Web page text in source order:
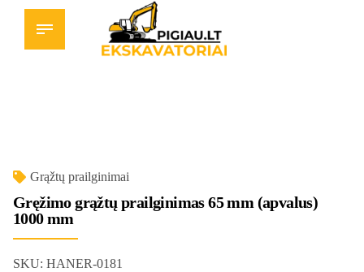
Grąžtų prailginimai
Gręžimo grąžtų prailginimas 65 mm (apvalus)
1000 mm
SKU: HANER-0181